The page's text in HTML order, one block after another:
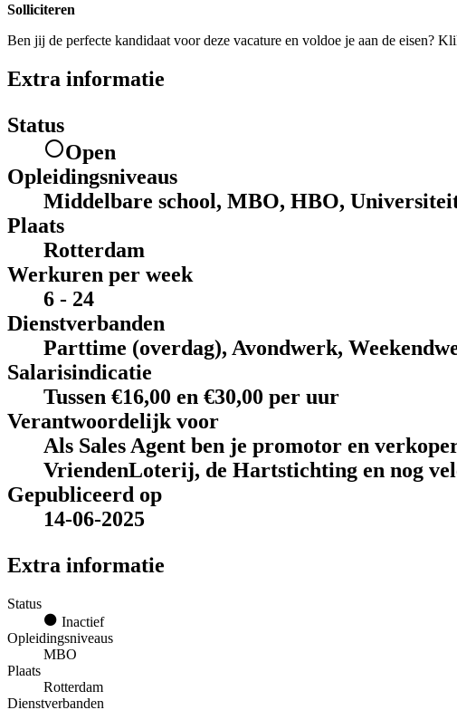
Solliciteren
Ben jij de perfecte kandidaat voor deze vacature en voldoe je aan de eisen?
Extra informatie
Status
Open
Opleidingsniveaus
Middelbare school, MBO, HBO,
Plaats
Rotterdam
Werkuren per week
6 - 24
Dienstverbanden
Parttime (overdag), Avondwerk,
Salarisindicatie
Tussen €16,00 en €30,00 per uur
Verantwoordelijk voor
Als Sales Agent ben je promotor en
VriendenLoterij, de Hartstichting en nog
Gepubliceerd op
14-06-2025
Extra informatie
Status
Inactief
Opleidingsniveaus
MBO
Plaats
Rotterdam
Dienstverbanden